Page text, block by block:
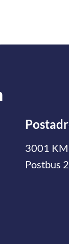
3001
Postbus